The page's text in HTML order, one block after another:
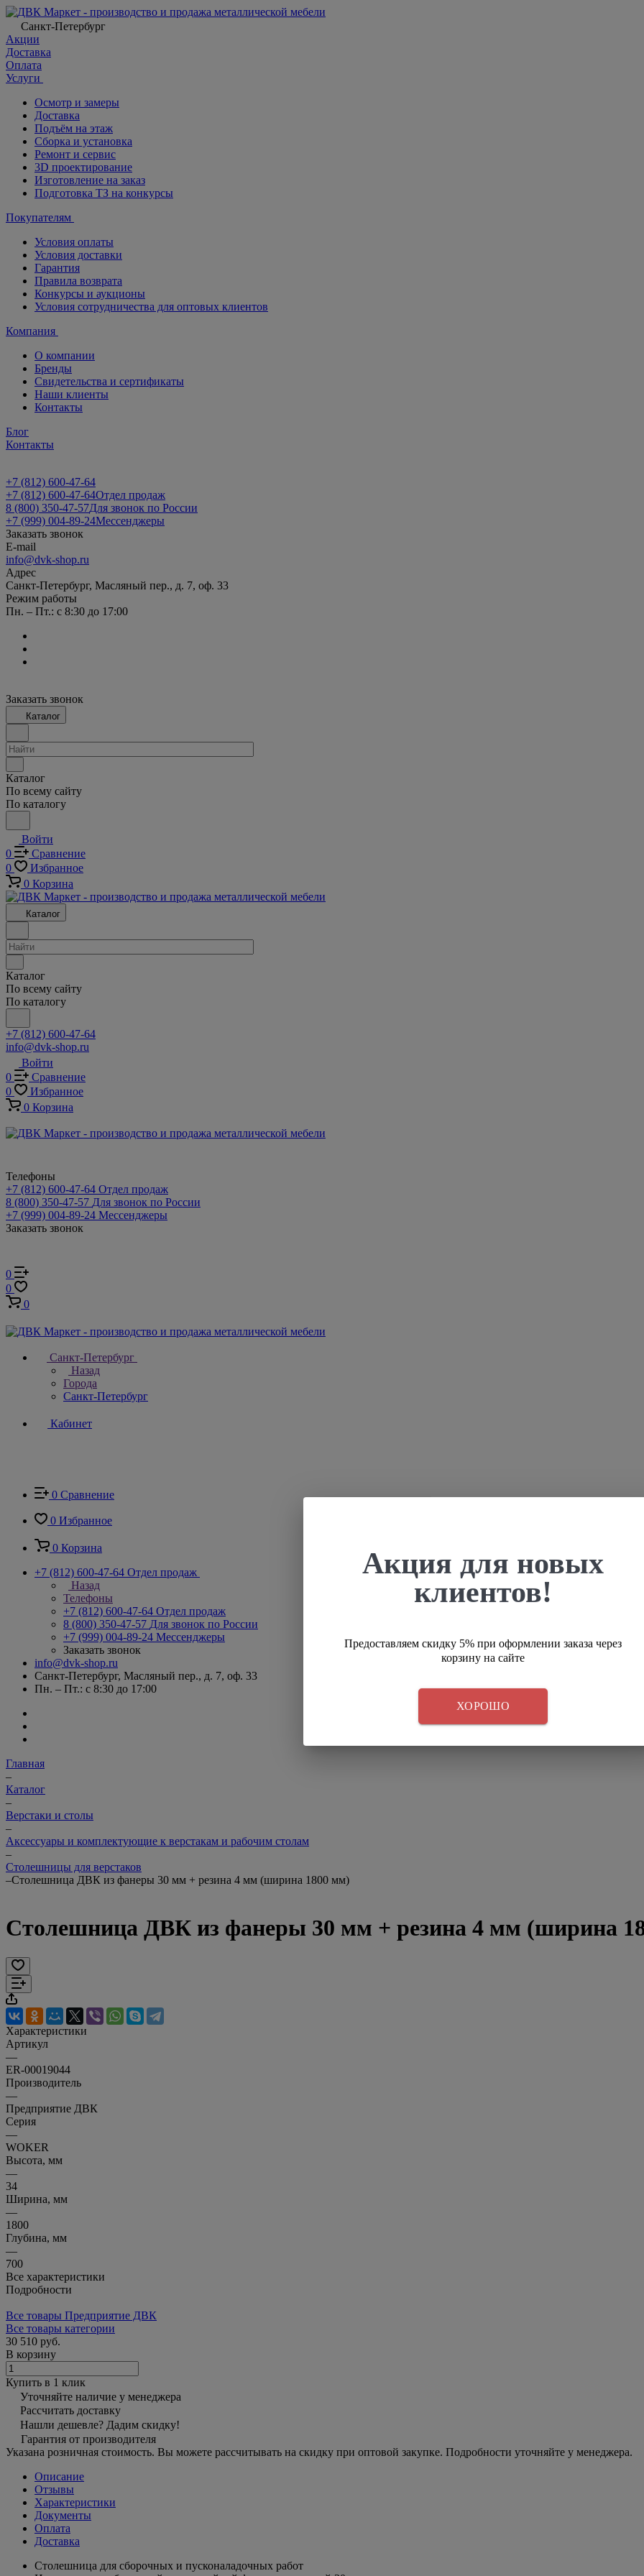
Санкт-Петербург
Акции
Доставка
Оплата
Услуги
Осмотр и замеры
Доставка
Подъём на этаж
Сборка и установка
Ремонт и сервис
3D проектирование
Изготовление на заказ
Подготовка ТЗ на конкурсы
Покупателям
Условия оплаты
Условия доставки
Гарантия
Правила возврата
Конкурсы и аукционы
Условия сотрудничества для оптовых клиентов
Компания
О компании
Бренды
Свидетельства и сертификаты
Наши клиенты
Контакты
Блог
Контакты
+7 (812) 600-47-64
+7 (812) 600-47-64Отдел продаж
8 (800) 350-47-57Для звонок по России
+7 (999) 004-89-24Мессенджеры
Заказать звонок
E-mail
info@dvk-shop.ru
Адрес
Санкт-Петербург, Масляный пер., д. 7, оф. 33
Режим работы
Пн. – Пт.: с 8:30 до 17:00
Заказать звонок
Каталог
Каталог
По всему сайту
По каталогу
Войти
0
Сравнение
0
Избранное
0 Корзина
Каталог
Каталог
По всему сайту
По каталогу
+7 (812) 600-47-64
info@dvk-shop.ru
Войти
0
Сравнение
0
Избранное
0 Корзина
Телефоны
+7 (812) 600-47-64 Отдел продаж
8 (800) 350-47-57 Для звонок по России
+7 (999) 004-89-24 Мессенджеры
Заказать звонок
0
0
0
Санкт-Петербург
Назад
Города
Санкт-Петербург
Кабинет
0 Сравнение
0 Избранное
0 Корзина
+7 (812) 600-47-64 Отдел продаж
Назад
Телефоны
+7 (812) 600-47-64 Отдел продаж
8 (800) 350-47-57 Для звонок по России
+7 (999) 004-89-24 Мессенджеры
Заказать звонок
info@dvk-shop.ru
Санкт-Петербург, Масляный пер., д. 7, оф. 33
Пн. – Пт.: с 8:30 до 17:00
Главная
–
Каталог
–
Верстаки и столы
–
Аксессуары и комплектующие к верстакам и рабочим столам
–
Столешницы для верстаков
–Столешница ДВК из фанеры 30 мм + резина 4 мм (ширина 1800 мм)
Столешница ДВК из фанеры 30 мм + резина 4 мм (ширина
Характеристики
Артикул
—
ER-00019044
Производитель
—
Предприятие ДВК
Серия
—
WOKER
Высота, мм
—
34
Ширина, мм
—
1800
Глубина, мм
—
700
Все характеристики
Подробности
Все товары Предприятие ДВК
Все товары категории
30 510 руб.
В корзину
Купить в 1 клик
Уточняйте наличие у менеджера
Рассчитать доставку
Нашли дешевле? Дадим скидку!
Гарантия от производителя
Указана розничная стоимость. Вы можете рассчитывать на скидку при оптовой закупке. Подробности уточняйте у менеджера.
Описание
Отзывы
Характеристики
Документы
Оплата
Доставка
Столешница для сборочных и пусконаладочных работ
Акция для новых
клиентов!
Предоставляем скидку 5% при оформлении заказа через
корзину на сайте
ХОРОШО